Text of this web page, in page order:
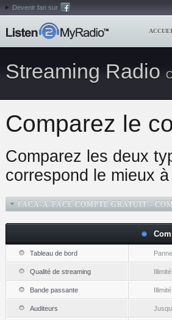
Devenir fan sur
Streaming Radio
Comparez le
Comparez les deux
correspond le mieux
FACA-À-FACE COMPTE GRATUIT -
Tableau de bord
Qualité de streaming Illimité
Bande passante Illimité
Auditeurs